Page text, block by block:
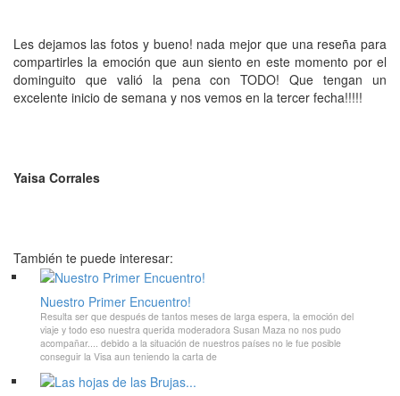
Les dejamos las fotos y bueno! nada mejor que una reseña para
compartirles la emoción que aun siento en este momento por el
dominguito que valió la pena con TODO! Que tengan un
excelente inicio de semana y nos vemos en la tercer fecha!!!!!
Yaisa Corrales
También te puede interesar:
Nuestro Primer Encuentro!
Resulta ser que después de tantos meses de larga espera, la emoción del
viaje y todo eso nuestra querida moderadora Susan Maza no nos pudo
acompañar.... debido a la situación de nuestros países no le fue posible
conseguir la Visa aun teniendo la carta de